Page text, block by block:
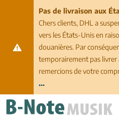
Pas de livraison aux
Chers clients, DHL a
vers les États-Unis en
douanières. Par
temporairement pas
remercions de votre
...